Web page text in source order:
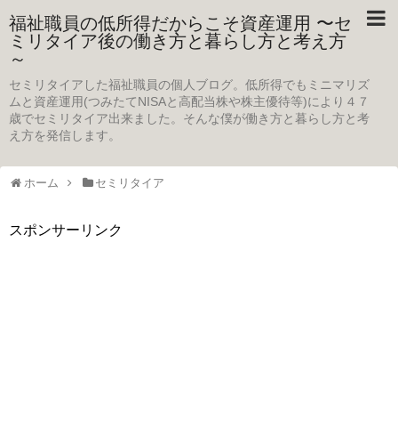
福祉職員の低所得だからこそ資産運用 〜セ
ミリタイア後の働き方と暮らし方と考え方
～
セミリタイアした福祉職員の個人ブログ。低所得でもミニマリズ
ムと資産運用(つみたてNISAと高配当株や株主優待等)により４７
歳でセミリタイア出来ました。そんな僕が働き方と暮らし方と考
え方を発信します。
ホーム セミリタイア
スポンサーリンク